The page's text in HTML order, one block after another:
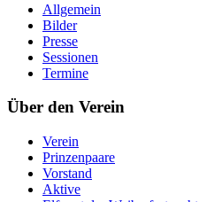
Allgemein
Bilder
Presse
Sessionen
Termine
Über den Verein
Verein
Prinzenpaare
Vorstand
Aktive